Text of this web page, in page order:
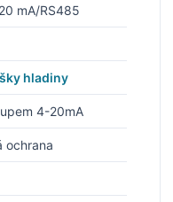
mA/RS485
hladiny
4-20mA
ochrana